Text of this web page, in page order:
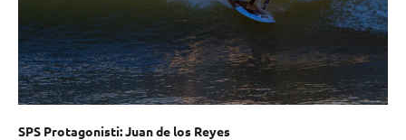
SPS Protagonisti: Juan de los Reyes